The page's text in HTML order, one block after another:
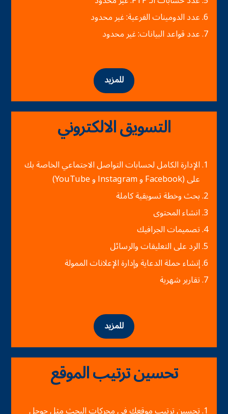
عدد الدومينات الفرعية: غير محدود
عدد قواعد البيانات: غير محدود
للمزيد
التسويق الالكتروني
الإدارة الكامل لحسابات التواصل الاجتماعي الخاصة بك
على (Facebook و Instagram و YouTube)
بحث وخطة تسويقية كاملة
انشاء المحتوى
تصميمات الجرافيك
الرد على التعليقات والرسائل
إنشاء حملة الدعاية وإدارة الإعلانات الممولة
تقارير شهرية
للمزيد
تحسين ترتيب الموقع
تحسين ترتيب موقعك في محركات البحث مثل جوجل